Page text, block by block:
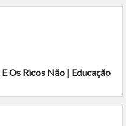
Os Ricos Não | Educação